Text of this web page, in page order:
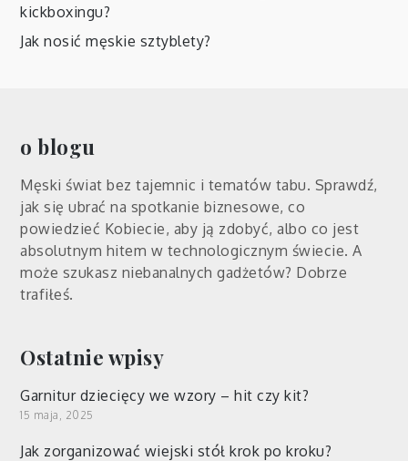
kickboxingu?
Jak nosić męskie sztyblety?
o blogu
Męski świat bez tajemnic i tematów tabu. Sprawdź,
jak się ubrać na spotkanie biznesowe, co
powiedzieć Kobiecie, aby ją zdobyć, albo co jest
absolutnym hitem w technologicznym świecie. A
może szukasz niebanalnych gadżetów? Dobrze
trafiłeś.
Ostatnie wpisy
Garnitur dziecięcy we wzory – hit czy kit?
15 maja, 2025
Jak zorganizować wiejski stół krok po kroku?